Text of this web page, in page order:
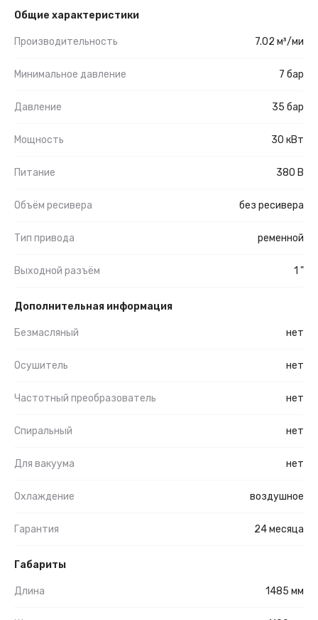
Общие характеристики
Производительность 7.02 м³/ми
Минимальное давление 7 бар
Давление 35 бар
Мощность 30 кВт
Питание 380 В
Объём ресивера без ресивера
Тип привода ременной
Выходной разъём 1 "
Дополнительная информация
Безмасляный нет
Осушитель нет
Частотный преобразователь нет
Спиральный нет
Для вакуума нет
Охлаждение воздушное
Гарантия 24 месяца
Габариты
Длина 1485 мм